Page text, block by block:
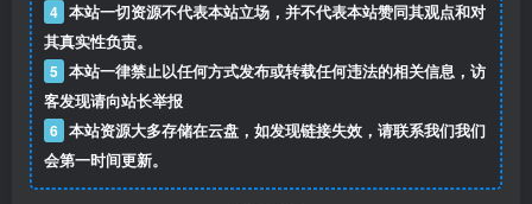
│││├──FreshmanSound-Fear.mp3
│││├──Lana Del Rey-Salvatore.mp3
│││├──无名-悬疑开场音.mp3
4 本站一切资源不代表本站立场，并不代表本站赞同其观点和对
其真实性负责。
5 本站一律禁止以任何方式发布或转载任何违法的相关信息，访
客发现请向站长举报
6 本站资源大多存储在云盘，如发现链接失效，请联系我们我们
会第一时间更新。